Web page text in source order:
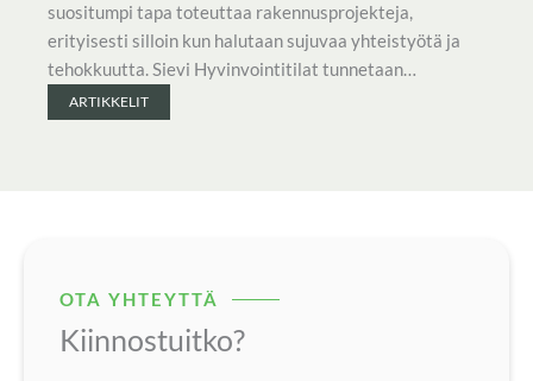
suositumpi tapa toteuttaa rakennusprojekteja,
erityisesti silloin kun halutaan sujuvaa yhteistyötä ja
tehokkuutta. Sievi Hyvinvointitilat tunnetaan…
ARTIKKELIT
OTA YHTEYTTÄ
Kiinnostuitko?